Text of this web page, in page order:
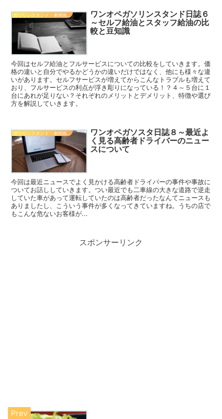
ワンオペガソリンスタンド日誌６
～セルフ給油とスタッフ給油の比
較と豆知識
今回はセルフ給油とフルサービスについての比較をしていきます。価
格の違いと自分でやるかどうかの違いだけではなく、他にも様々な違
いがあります。セルフサービスが増えてからこんなトラブルも増えて
おり、フルサービスの利点が浮き彫りになっている！？４～５台に１
台にあれが足りない？それぞれのメリットとデメリット、特徴や選び
方を解説していきます。
ワンオペガソスタ日誌８～最近よ
く見る高齢者ドライバーのニュー
スについて
今回は最近ニュースでよく見かける高齢者ドライバーの事件や事故に
ついてお話ししていきます。つい最近でも二車線の大きな道路で逆走
していた車があって運転していたのは高齢者だったなんてニュースも
ありましたし、こういう事件が多くなってきていますね。うちの店で
もこんな危ないお客様が...
スポンサーリンク